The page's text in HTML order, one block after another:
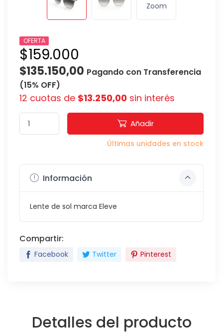
Zoom
OFERTA
$159.000
$135.150,00 Pagando con Transferencia
(15% OFF)
12 cuotas de $13.250,00 sin interés
Añadir
Últimas unidades en stock
Información
Lente de sol marca Eleve
Compartir:
Facebook Twitter Pinterest
Detalles del producto